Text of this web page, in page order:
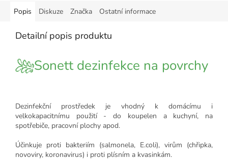
Popis Diskuze Značka Ostatní informace
Detailní popis produktu
Sonett dezinfekce na povrchy
Dezinfekční prostředek je vhodný k domácímu i
velkokapacitnímu použití - do koupelen a kuchyní, na
spotřebiče, pracovní plochy apod.
Účinkuje proti bakteriím (salmonela, E.coli), virům (chřipka,
novoviry, koronavirus) i proti plísním a kvasinkám.